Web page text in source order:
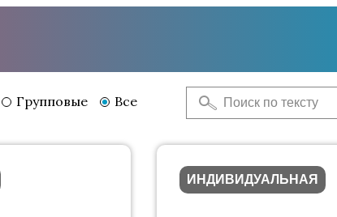
Групповые Все
ИНДИВИДУАЛЬНАЯ